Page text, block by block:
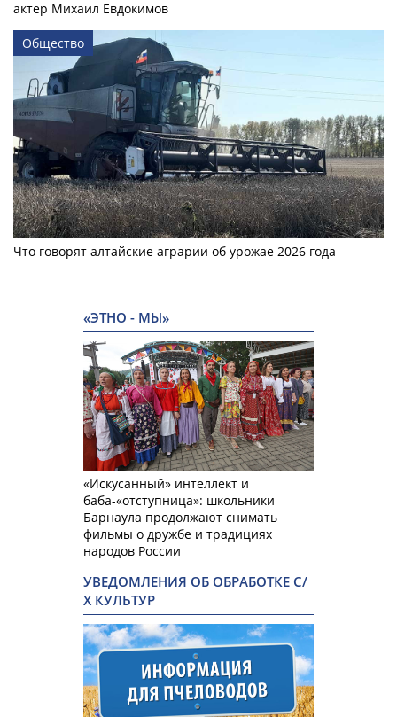
актер Михаил Евдокимов
Общество
Что говорят алтайские аграрии об урожае 2026 года
«ЭТНО - МЫ»
«Искусанный» интеллект и
баба-«отступница»: школьники
Барнаула продолжают снимать
фильмы о дружбе и традициях
народов России
УВЕДОМЛЕНИЯ ОБ ОБРАБОТКЕ С/
Х КУЛЬТУР